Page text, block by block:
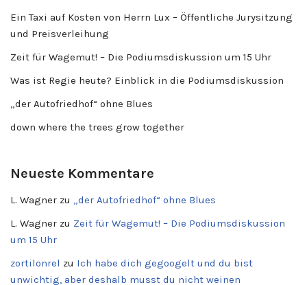
Ein Taxi auf Kosten von Herrn Lux – Öffentliche Jurysitzung
und Preisverleihung
Zeit für Wagemut! – Die Podiumsdiskussion um 15 Uhr
Was ist Regie heute? Einblick in die Podiumsdiskussion
„der Autofriedhof“ ohne Blues
down where the trees grow together
Neueste Kommentare
L. Wagner zu „der Autofriedhof“ ohne Blues
L. Wagner zu Zeit für Wagemut! – Die Podiumsdiskussion
um 15 Uhr
zortilonrel zu Ich habe dich gegoogelt und du bist
unwichtig, aber deshalb musst du nicht weinen